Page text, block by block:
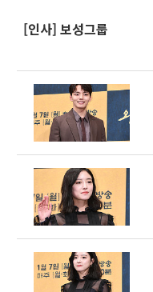
[인사] 보성그룹